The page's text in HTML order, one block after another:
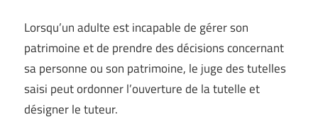
Lorsqu’un adulte est incapable de gérer son
patrimoine et de prendre des décisions concernant
sa personne ou son patrimoine, le juge des tutelles
saisi peut ordonner l’ouverture de la tutelle et
désigner le tuteur.